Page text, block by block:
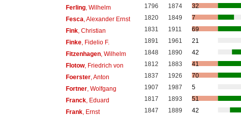
Ferling, Wilhelm 1796 1874
32
Fesca , Alexander Ernst 1820 1849
7
Fink, Christian 1831 1911
69
Finke, Fidelio F. 1891 1961
21
Fitzenhagen, Wilhelm 1848 1890
42
Flotow, Friedrich von 1812 1883
41
Foerster, Anton 1837 1926
70
Fortner, Wolfgang 1907 1987
5
Franck, Eduard 1817 1893
51
Frank, Ernst 1847 1889
42